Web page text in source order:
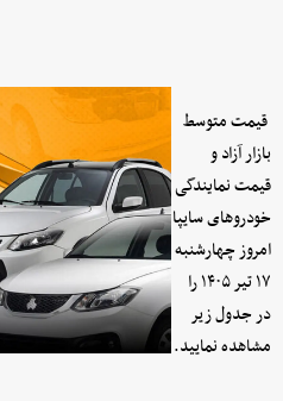
قیمت متوسط
بازار آزاد و
قیمت نمایندگی
خودرو‌های سایپا
امروز چهارشنبه
۱۷ تیر ۱۴۰۵ را
در جدول زیر
مشاهده نمایید.